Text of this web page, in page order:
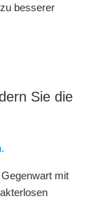
besserer
Sie die
mit